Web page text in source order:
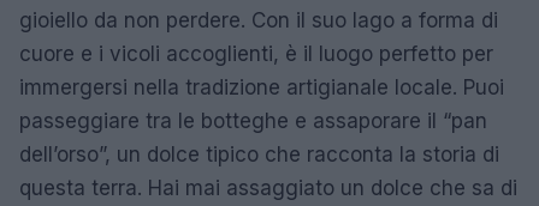
gioiello da non perdere. Con il suo lago a forma di
cuore e i vicoli accoglienti, è il luogo perfetto per
immergersi nella tradizione artigianale locale. Puoi
passeggiare tra le botteghe e assaporare il “pan
dell’orso”, un dolce tipico che racconta la storia di
questa terra. Hai mai assaggiato un dolce che sa di